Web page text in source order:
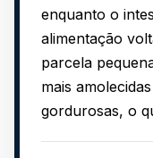
enquanto o
alimentação
parcela
mais
gordurosas, o